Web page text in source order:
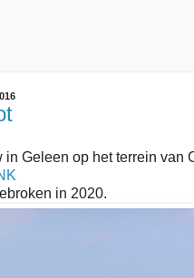
in Geleen op het terrein van
in 2020.